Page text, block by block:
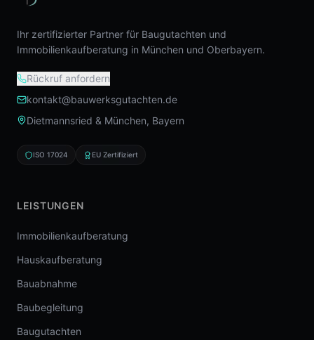
Ihr zertifizierter Partner für Baugutachten und
Immobilienkaufberatung in München und Oberbayern.
Rückruf anfordern
kontakt@bauwerksgutachten.de
Dietmannsried & München, Bayern
ISO 17024 EU Zertifiziert
LEISTUNGEN
Immobilienkaufberatung
Hauskaufberatung
Bauabnahme
Baubegleitung
Baugutachten